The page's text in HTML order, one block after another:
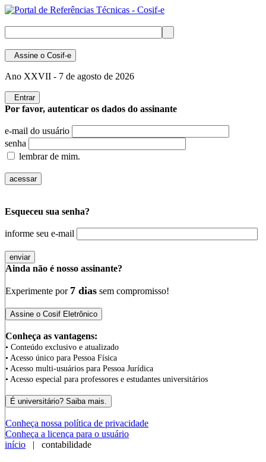
Assine o Cosif-e
Ano XXVII - 7 de agosto de 2026
Entrar
Por favor, autenticar os dados do assinante
e-mail do usuário
senha
lembrar de mim.
Esqueceu sua senha?
informe seu e-mail
Ainda não é nosso assinante?
Experimente por 7 dias sem compromisso!
Conheça as vantagens:
• Conteúdo exclusivo e atualizado
• Acesso único para Pessoa Física
• Acesso multi-usuários para Pessoa Jurídica
• Acesso especial para professores e estudantes universitários
Conheça nossa política de privacidade
Conheça a licença para o usuário
início | contabilidade